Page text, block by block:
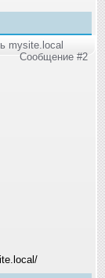
mysite.local
Сообщение #2